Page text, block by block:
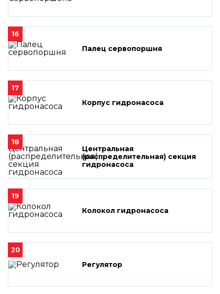
16
Палец сервопоршня
17
Корпус гидронасоса
18
Центральная
(распределительная) секция
гидронасоса
19
Колокол гидронасоса
20
Регулятор